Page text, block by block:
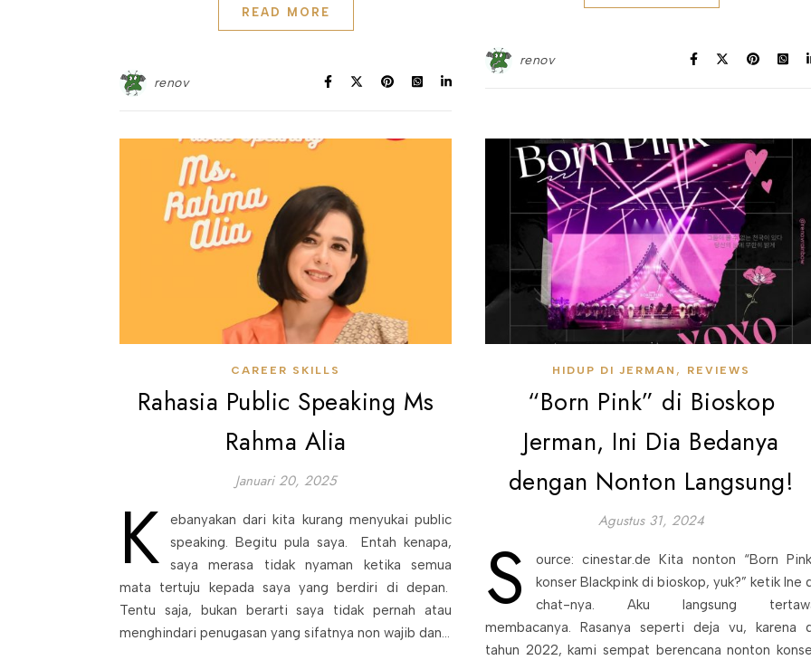
READ MORE
renov
renov
CAREER SKILLS
Rahasia Public Speaking Ms
Rahma Alia
Januari 20, 2025
K
ebanyakan dari kita kurang menyukai public
speaking. Begitu pula saya. Entah kenapa,
saya merasa tidak nyaman ketika semua
mata tertuju kepada saya yang berdiri di depan.
Tentu saja, bukan berarti saya tidak pernah atau
menghindari penugasan yang sifatnya non wajib dan…
HIDUP DI JERMAN , REVIEWS
“Born Pink” di Bioskop
Jerman, Ini Dia Bedanya
dengan Nonton Langsung!
Agustus 31, 2024
s
ource: cinestar.de Kita nonton “Born
konser Blackpink di bioskop, yuk?” ketik Ine
chat-nya. Aku langsung
membacanya. Rasanya seperti deja vu, karena
tahun 2022, kami sempat berencana nonton